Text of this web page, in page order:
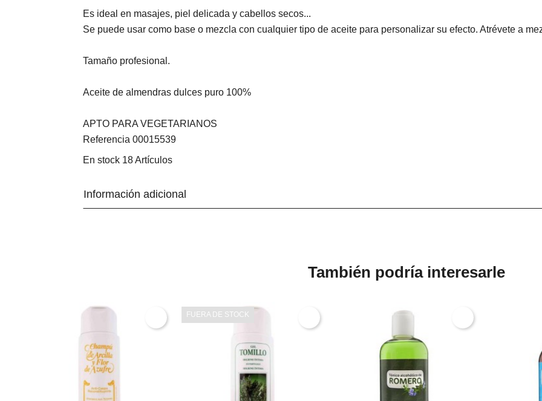
Es ideal en masajes, piel delicada y cabellos secos...
Se puede usar como base o mezcla con cualquier tipo de aceite para personalizar su efecto. Atrévete a
Tamaño profesional.
Aceite de almendras dulces puro 100%
APTO PARA VEGETARIANOS
Referencia 00015539
En stock 18 Artículos
Información adicional
También podría interesarle
FUERA DE STOCK